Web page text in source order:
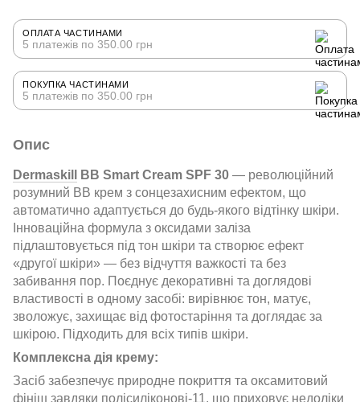
ОПЛАТА ЧАСТИНАМИ
5 платежів по 350.00 грн
ПОКУПКА ЧАСТИНАМИ
5 платежів по 350.00 грн
Опис
Dermaskill BB Smart Cream SPF 30 — революційний
розумний BB крем з сонцезахисним ефектом, що
автоматично адаптується до будь-якого відтінку шкіри.
Інноваційна формула з оксидами заліза
підлаштовується під тон шкіри та створює ефект
«другої шкіри» — без відчуття важкості та без
забивання пор. Поєднує декоративні та доглядові
властивості в одному засобі: вирівнює тон, матує,
зволожує, захищає від фотостаріння та доглядає за
шкірою. Підходить для всіх типів шкіри.
Комплексна дія крему:
Засіб забезпечує природне покриття та оксамитовий
фініш завдяки полісиліконові-11, що приховує недоліки